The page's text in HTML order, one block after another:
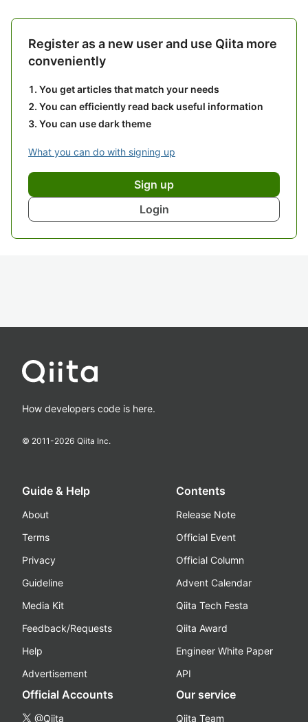
Register as a new user and use Qiita more
conveniently
You get articles that match your needs
You can efficiently read back useful information
You can use dark theme
What you can do with signing up
Sign up
Login
How developers code is here.
© 2011-2026 Qiita Inc.
Guide & Help
About
Terms
Privacy
Guideline
Media Kit
Feedback/Requests
Help
Advertisement
Contents
Release Note
Official Event
Official Column
Advent Calendar
Qiita Tech Festa
Qiita Award
Engineer White Paper
API
Official Accounts
@Qiita
Our service
Qiita Team